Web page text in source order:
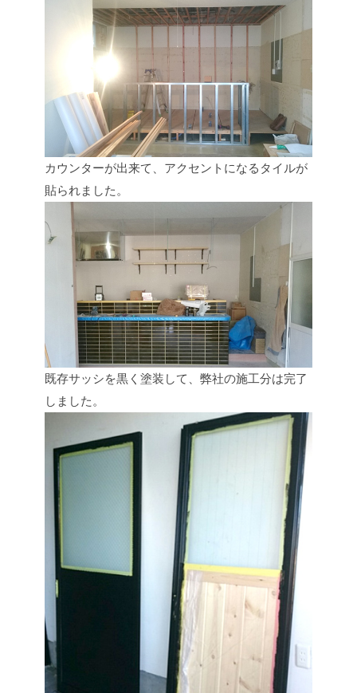
カウンターが出来て、アクセントになるタイルが
貼られました。
既存サッシを黒く塗装して、弊社の施工分は完了
しました。